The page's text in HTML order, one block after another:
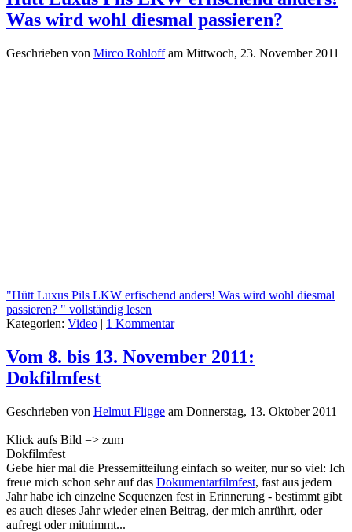
Was wird wohl diesmal passieren?
Geschrieben von Mirco Rohloffam Mittwoch, 23. November 2011
"Hütt Luxus Pils LKW erfischend anders! Was wird wohl diesmal
passieren? " vollständig lesen
Kategorien: Video | 1 Kommentar
Vom 8. bis 13. November 2011:
Dokfilmfest
Geschrieben von Helmut Fligge am Donnerstag, 13. Oktober 2011
Klick aufs Bild => zum
Dokfilmfest
Gebe hier mal die Pressemitteilung einfach so weiter, nur so viel: Ich
freue mich schon sehr auf das Dokumentarfilmfest, fast aus jedem
Jahr habe ich einzelne Sequenzen fest in Erinnerung - bestimmt gibt
es auch dieses Jahr wieder einen Beitrag, der mich anrührt, oder
aufregt oder mitnimmt...